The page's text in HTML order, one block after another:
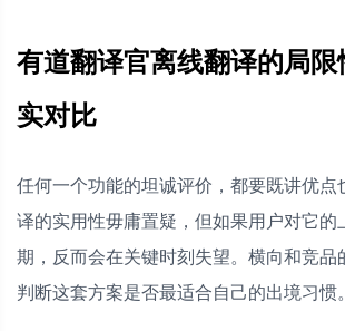
有道翻译官离线翻译的局
实对比
任何一个功能的坦诚评价，都要既讲优点
译的实用性毋庸置疑，但如果用户对它的
期，反而会在关键时刻失望。横向和竞品
判断这套方案是否最适合自己的出境习惯。